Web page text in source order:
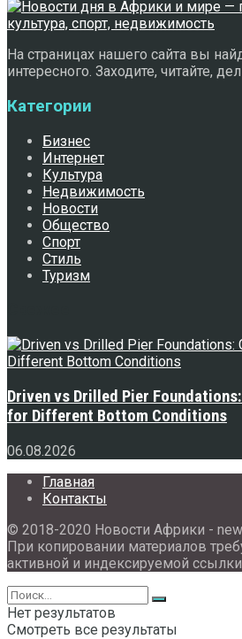
На страницах нашего сайта вы
интересного. Заходите, читайте,
Категории
Бизнес
Интернет
Культура
Недвижимость
Новости
Общество
Спорт
Стиль
Туризм
Driven vs Drilled Pier
for Different Bottom Conditions
06.08.2026
Главная
Контакты
© 2018-2020 Новости Африки -
При копировании материалов
активной и индексируемой ссылки
Нет результатов
Смотреть все результаты